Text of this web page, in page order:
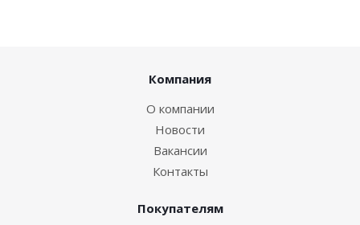
Компания
О компании
Новости
Вакансии
Контакты
Покупателям